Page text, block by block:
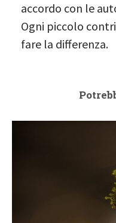
accordo con le
Ogni piccolo
fare la differenza.